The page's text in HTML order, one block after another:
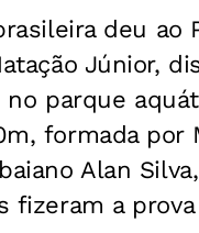
deu ao
Júnior,
parque
formada por
Alan
fizeram a